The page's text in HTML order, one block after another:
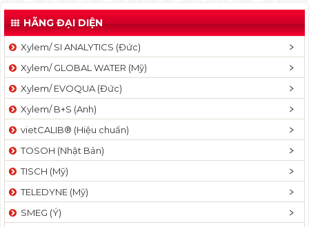
g
l
v
a
t
n
HÃNG ĐẠI DIỆN
Xylem/ SI ANALYTICS (Đức)
Xylem/ GLOBAL WATER (Mỹ)
Xylem/ EVOQUA (Đức)
Xylem/ B+S (Anh)
vietCALIB® (Hiệu chuẩn)
TOSOH (Nhật Bản)
TISCH (Mỹ)
TELEDYNE (Mỹ)
SMEG (Ý)